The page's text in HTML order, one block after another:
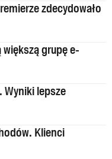
zdecydowało
grupę e-
Wyniki lepsze
Klienci